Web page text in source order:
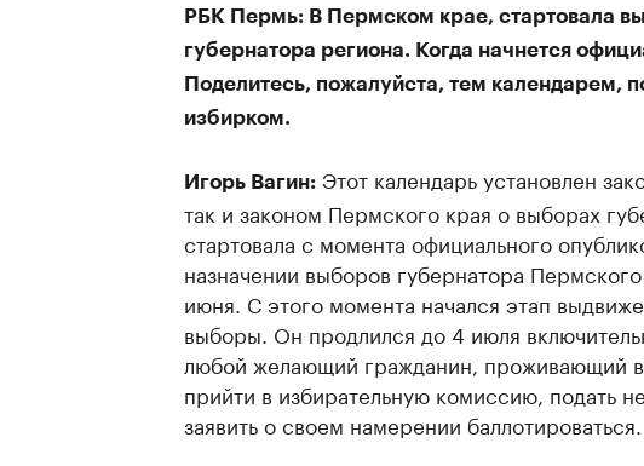
РБК Пермь: В Пермском крае, стартовала
губернатора региона. Когда начнется
Поделитесь, пожалуйста, тем календарем,
избирком.
Игорь Вагин: Этот календарь установлен
так и законом Пермского края о выборах
стартовала с момента официального
назначении выборов губернатора
июня. С этого момента начался этап
выборы. Он продлился до 4 июля
любой желающий гражданин, проживающий
прийти в избирательную комиссию, подать
заявить о своем намерении баллотироваться.